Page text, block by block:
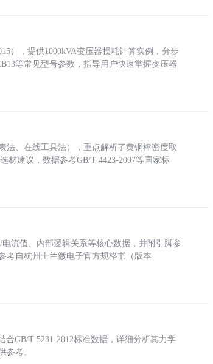
），提供1000kVA变压器损耗计算实例，分步
等常见型号参数，指导用户快速掌握变压器
法、在线工具法），重点解析了黄铜棒密度取
材建议，数据参考GB/T 4423-2007等国家标
流值、内部逻辑关系等核心数据，并附引脚参
考自杭州士兰微电子官方规格书（版本
GB/T 5231-2012标准数据，详细分析其力学
参考。